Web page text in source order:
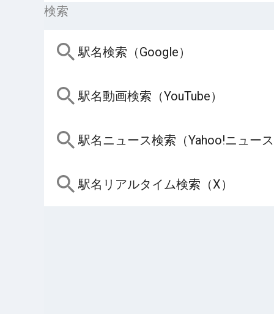
検索
駅名検索（Google）
駅名動画検索（YouTube）
駅名ニュース検索（Yahoo!ニュー
駅名リアルタイム検索（X）